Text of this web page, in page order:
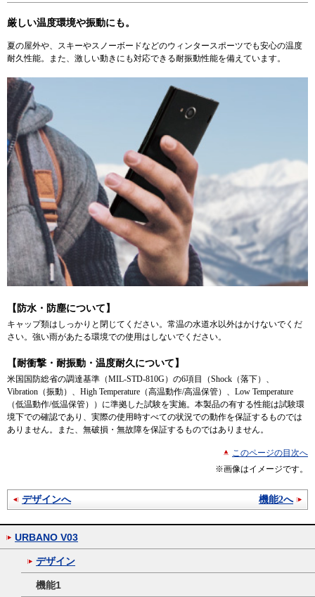
厳しい温度環境や振動にも。
夏の屋外や、スキーやスノーボードなどのウィンタースポーツでも安心の温度
耐久性能。また、激しい動きにも対応できる耐振動性能を備えています。
【防水・防塵について】
キャップ類はしっかりと閉じてください。常温の水道水以外はかけないでくだ
さい。強い雨があたる環境での使用はしないでください。
【耐衝撃・耐振動・温度耐久について】
米国国防総省の調達基準（MIL-STD-810G）の6項目（Shock（落下）、
Vibration（振動）、High Temperature（高温動作/高温保管）、Low Temperature
（低温動作/低温保管））に準拠した試験を実施。本製品の有する性能は試験環
境下での確認であり、実際の使用時すべての状況での動作を保証するものでは
ありません。また、無破損・無故障を保証するものではありません。
このページの目次へ
※画像はイメージです。
機能2へ
デザインへ
URBANO V03
デザイン
機能1